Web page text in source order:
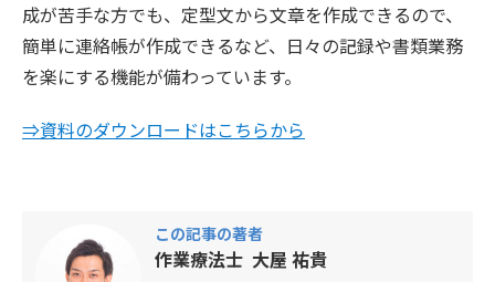
成が苦手な方でも、定型文から文章を作成できるので、
簡単に連絡帳が作成できるなど、日々の記録や書類業務
を楽にする機能が備わっています。
⇒資料のダウンロードはこちらから
この記事の著者
作業療法士 大屋 祐貴